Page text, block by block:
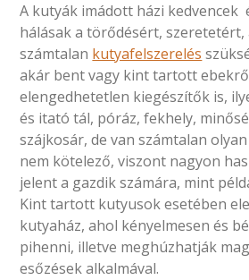
A kutyák imádott házi kedvencek
hálásak a törődésért,
számtalan kutyafelszerelés
akár bent vagy kint tartott
elengedhetetlen kiegészítők is,
és itató tál, póráz, fekhely,
szájkosár, de van számtalan
nem kötelező, viszont nagyon
jelent a gazdik számára, mint
Kint tartott kutyusok esetében
kutyaház, ahol kényelmesen és
pihenni, illetve meghúzhatják
esőzések alkalmával.